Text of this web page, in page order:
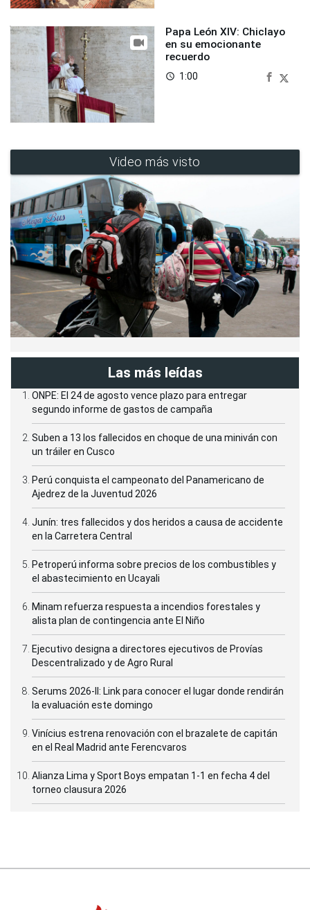
Papa León XIV: Chiclayo
en su emocionante
recuerdo
access_time 1:00
Video más visto
Las más leídas
ONPE: El 24 de agosto vence plazo para entregar
segundo informe de gastos de campaña
Suben a 13 los fallecidos en choque de una miniván con
un tráiler en Cusco
Perú conquista el campeonato del Panamericano de
Ajedrez de la Juventud 2026
Junín: tres fallecidos y dos heridos a causa de accidente
en la Carretera Central
Petroperú informa sobre precios de los combustibles y
el abastecimiento en Ucayali
Minam refuerza respuesta a incendios forestales y
alista plan de contingencia ante El Niño
Ejecutivo designa a directores ejecutivos de Provías
Descentralizado y de Agro Rural
Serums 2026-II: Link para conocer el lugar donde rendirán
la evaluación este domingo
Vinícius estrena renovación con el brazalete de capitán
en el Real Madrid ante Ferencvaros
Alianza Lima y Sport Boys empatan 1-1 en fecha 4 del
torneo clausura 2026